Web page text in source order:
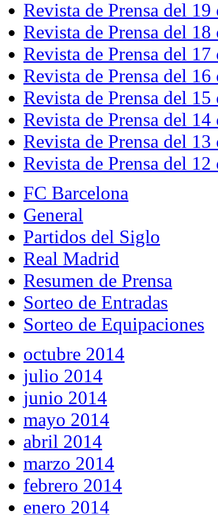
Revista de Prensa del
Revista de Prensa del
Revista de Prensa del
Revista de Prensa del
Revista de Prensa del
Revista de Prensa del
Revista de Prensa del
Revista de Prensa del
FC Barcelona
General
Partidos del Siglo
Real Madrid
Resumen de Prensa
Sorteo de Entradas
Sorteo de Equipaciones
octubre 2014
julio 2014
junio 2014
mayo 2014
abril 2014
marzo 2014
febrero 2014
enero 2014